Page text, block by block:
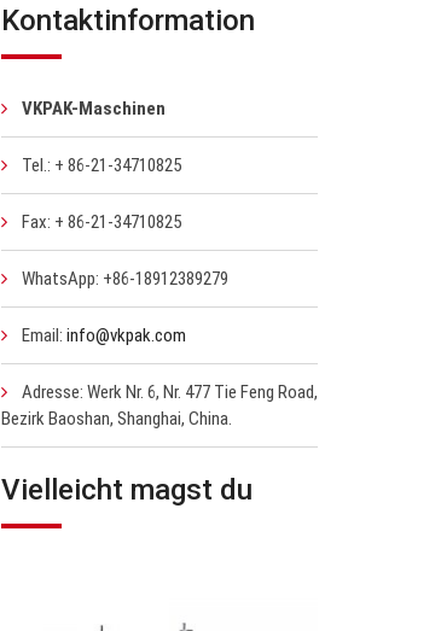
Kontaktinformation
VKPAK-Maschinen
Tel.: + 86-21-34710825
Fax: + 86-21-34710825
WhatsApp: +86-18912389279
Email: info@vkpak.com
Adresse: Werk Nr. 6, Nr. 477 Tie Feng Road,
Bezirk Baoshan, Shanghai, China.
Vielleicht magst du